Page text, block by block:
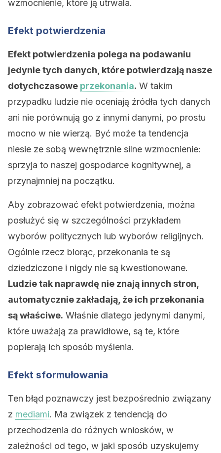
wzmocnienie, które ją utrwala.
Efekt potwierdzenia
Efekt potwierdzenia polega na podawaniu
jedynie tych danych, które potwierdzają nasze
dotychczasowe przekonania. W takim
przypadku ludzie nie oceniają źródła tych danych
ani nie porównują go z innymi danymi, po prostu
mocno w nie wierzą. Być może ta tendencja
niesie ze sobą wewnętrznie silne wzmocnienie:
sprzyja to naszej gospodarce kognitywnej, a
przynajmniej na początku.
Aby zobrazować efekt potwierdzenia, można
posłużyć się w szczególności przykładem
wyborów politycznych lub wyborów religijnych.
Ogólnie rzecz biorąc, przekonania te są
dziedziczone i nigdy nie są kwestionowane.
Ludzie tak naprawdę nie znają innych stron,
automatycznie zakładają, że ich przekonania
są właściwe. Właśnie dlatego jedynymi danymi,
które uważają za prawidłowe, są te, które
popierają ich sposób myślenia.
Efekt sformułowania
Ten błąd poznawczy jest bezpośrednio związany
z mediami. Ma związek z tendencją do
przechodzenia do różnych wniosków, w
zależności od tego, w jaki sposób uzyskujemy